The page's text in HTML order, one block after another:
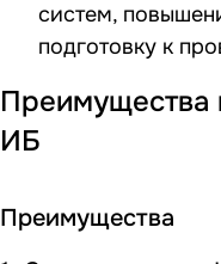
систем,
подготовку к
Преимущества
ИБ
Преимущества